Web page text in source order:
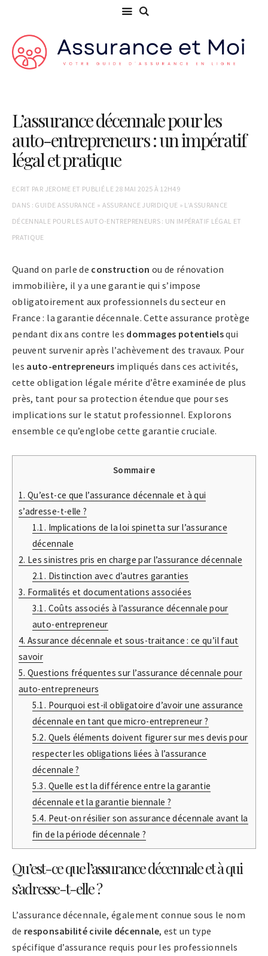
L’assurance décennale pour les
auto-entrepreneurs : un impératif
légal et pratique
ECRIT PAR JEROME ET PUBLIÉ LE 28 MAI 2025 À 12H49
DANS : GUIDE ASSURANCE » ASSURANCE JURIDIQUE » L’ASSURANCE
DÉCENNALE POUR LES AUTO-ENTREPRENEURS : UN IMPÉRATIF LÉGAL ET
PRATIQUE
Quand on parle de construction ou de rénovation
immobilière, il y a une garantie qui s’impose
obligatoirement aux professionnels du secteur en
France : la garantie décennale. Cette assurance protège
pendant dix ans contre les dommages potentielsqui
peuvent survenir après l’achèvement des travaux. Pour
les auto-entrepreneurs impliqués dans ces activités,
cette obligation légale mérite d’être examinée de plus
près, tant pour sa protection étendue que pour ses
implications sur le statut professionnel. Explorons
ensemble ce qu’englobe cette garantie cruciale.
Sommaire
1. Qu’est-ce que l’assurance décennale et à qui
s’adresse-t-elle ?
1.1. Implications de la loi spinetta sur l’assurance
décennale
2. Les sinistres pris en charge par l’assurance décennale
2.1. Distinction avec d’autres garanties
3. Formalités et documentations associées
3.1. Coûts associés à l’assurance décennale pour
auto-entrepreneur
4. Assurance décennale et sous-traitance : ce qu’il faut
savoir
5. Questions fréquentes sur l’assurance décennale pour
auto-entrepreneurs
5.1. Pourquoi est-il obligatoire d’avoir une assurance
décennale en tant que micro-entrepreneur ?
5.2. Quels éléments doivent figurer sur mes devis pour
respecter les obligations liées à l’assurance
décennale ?
5.3. Quelle est la différence entre la garantie
décennale et la garantie biennale ?
5.4. Peut-on résilier son assurance décennale avant la
fin de la période décennale ?
Qu’est-ce que l’assurance décennale et à qui
s’adresse-t-elle ?
L’assurance décennale, également connue sous le nom
de responsabilité civile décennale, est un type
spécifique d’assurance requis pour les professionnels